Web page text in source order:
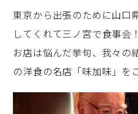
東京から出張のために山口
してくれて三ノ宮で食事会！
お店は悩んだ挙句、我々の
の洋食の名店「味加味」を